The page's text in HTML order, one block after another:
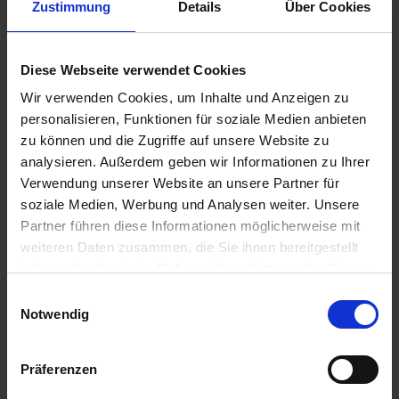
Zustimmung Details Über Cookies
Diese Webseite verwendet Cookies
Wir verwenden Cookies, um Inhalte und Anzeigen zu
personalisieren, Funktionen für soziale Medien anbieten
zu können und die Zugriffe auf unsere Website zu
analysieren. Außerdem geben wir Informationen zu Ihrer
Verwendung unserer Website an unsere Partner für
soziale Medien, Werbung und Analysen weiter. Unsere
Partner führen diese Informationen möglicherweise mit
weiteren Daten zusammen, die Sie ihnen bereitgestellt
Notwendig
Präferenzen
Bestandteil der Unternehmenskultur der Setlog. Hier
kommen Generationen zusammen, die sich nicht durch ein
lernen und sich mit den genrationsspezifischen Eigenheiten
ergänzen und nicht im Wege stehen.
„Wir suchen Leute, die Bock haben“
Natürlich sind gewisse Kenntnisse und Erfahrungen auch ein
wichtiger Bestandteil, doch im Fokus stehen eher die
Bereitschaftund vor allem dieLeidenschaft sich in komplexe
Logistik im allgemeinen einzuarbeiten und gemeinsam etwas
zu schaffen und voranzutreiben. Somit steht neben der
Gemeinschaft, also die
im Vordergrund und bildet